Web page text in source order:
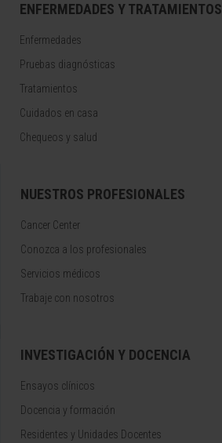
ENFERMEDADES Y TRATAMIENTOS
Enfermedades
Pruebas diagnósticas
Tratamientos
Cuidados en casa
Chequeos y salud
NUESTROS PROFESIONALES
Cancer Center
Conozca a los profesionales
Servicios médicos
Trabaje con nosotros
INVESTIGACIÓN Y DOCENCIA
Ensayos clínicos
Docencia y formación
Residentes y Unidades Docentes